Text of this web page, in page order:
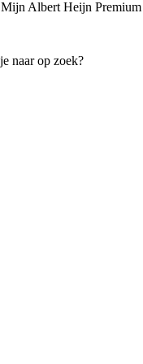
Mijn Albert Heijn